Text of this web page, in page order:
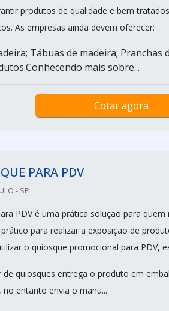
produtos de qualidade e bem
As empresas ainda devem oferecer:
Tábuas de madeira; Pranchas
mais sobre...
Cotar agora
PARA PDV
- SP
PDV é uma prática solução para
para realizar a exposição de
o quiosque promocional para PDV,
quiosques entrega o produto em
entanto envia o manu...